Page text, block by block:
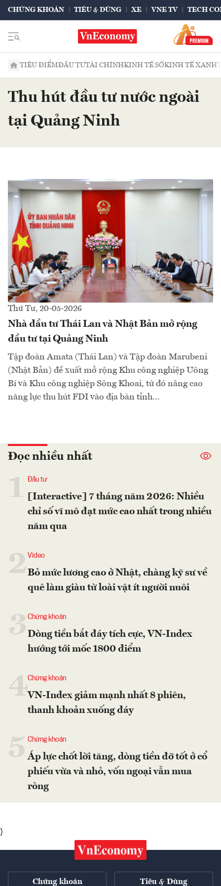
CHỨNG KHOÁN TIÊU & DÙNG XE VNE TV TECH
TIÊU ĐIỂMĐẦU TƯTÀI CHÍNHKINH TẾ SỐKINH TẾ XANH
Thu hút đầu tư nước ngoài
tại Quảng Ninh
Thứ Tư, 20-05-2026
Nhà đầu tư Thái Lan và Nhật Bản mở rộng
đầu tư tại Quảng Ninh
Tập đoàn Amata (Thái Lan) và Tập đoàn Marubeni
(Nhật Bản) đề xuất mở rộng Khu công nghiệp Uông
Bí và Khu công nghiệp Sông Khoai, từ đó nâng cao
năng lực thu hút FDI vào địa bàn tỉnh...
Đọc nhiều nhất
Đầu tư
[Interactive] 7 tháng năm 2026: Nhiều
chỉ số vĩ mô đạt mức cao nhất trong nhiều
năm qua
2Video
Bỏ mức lương cao ở Nhật, chàng kỹ sư về
quê làm giàu từ loài vật ít người nuôi
Chứng khoán
Dòng tiền bắt đáy tích cực, VN-Index
hướng tới mốc 1800 điểm
4Chứng khoán
VN-Index giảm mạnh nhất 8 phiên,
thanh khoản xuống đáy
Chứng khoán
Áp lực chốt lời tăng, dòng tiền đỡ tốt ở cổ
phiếu vừa và nhỏ, vốn ngoại vẫn mua
ròng
}
Chứng khoán Tiêu & Dùng